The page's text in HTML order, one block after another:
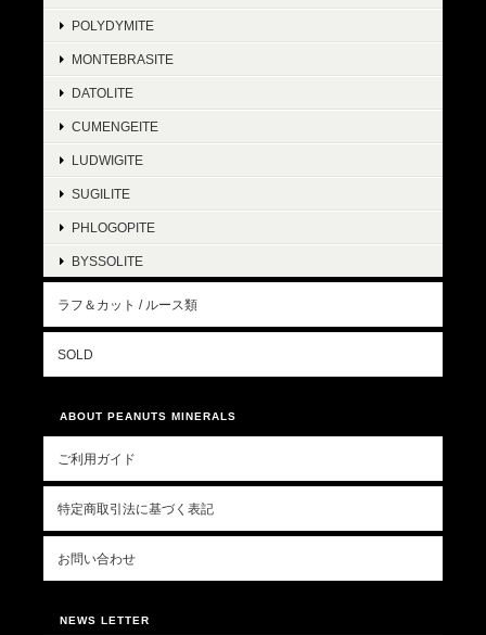
POLYDYMITE
MONTEBRASITE
DATOLITE
CUMENGEITE
LUDWIGITE
SUGILITE
PHLOGOPITE
BYSSOLITE
ラフ＆カット / ルース類
SOLD
ABOUT PEANUTS MINERALS
ご利用ガイド
特定商取引法に基づく表記
お問い合わせ
NEWS LETTER